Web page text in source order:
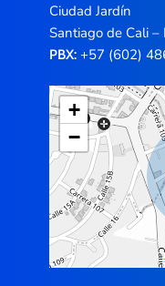
Ciudad Jardín
Santiago de Cali –
PBX:+57 (602)
+
−